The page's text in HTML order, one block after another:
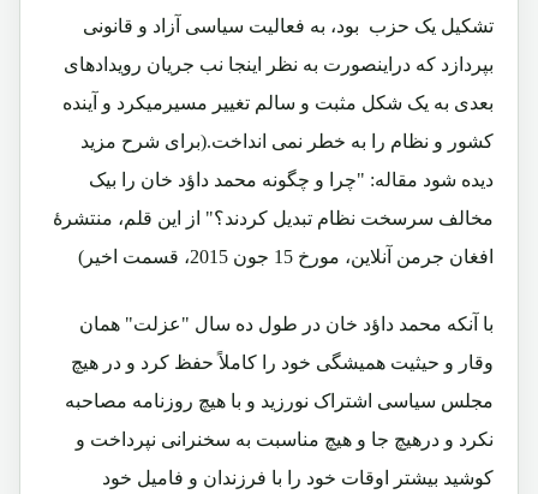
تشکیل یک حزب بود، به فعالیت سیاسی آزاد و قانونی
بپردازد که دراینصورت به نظر اینجا نب جریان رویدادهای
بعدی به یک شکل مثبت و سالم تغییر مسیرمیکرد و آینده
کشور و نظام را به خطر نمی انداخت.(برای شرح مزید
دیده شود مقاله: "چرا و چگونه محمد داؤد خان را بیک
مخالف سرسخت نظام تبدیل کردند؟" از این قلم، منتشرۀ
افغان جرمن آنلاین، مورخ 15 جون 2015، قسمت اخیر)
با آنکه محمد داؤد خان در طول ده سال "عزلت" همان
وقار و حیثیت همیشگی خود را کاملاً حفظ کرد و در هیچ
مجلس سیاسی اشتراک نورزید و با هیچ روزنامه مصاحبه
نکرد و درهیچ جا و هیچ مناسبت به سخنرانی نپرداخت و
کوشید بیشتر اوقات خود را با فرزندان و فامیل خود